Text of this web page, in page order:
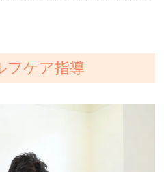
フケア指導